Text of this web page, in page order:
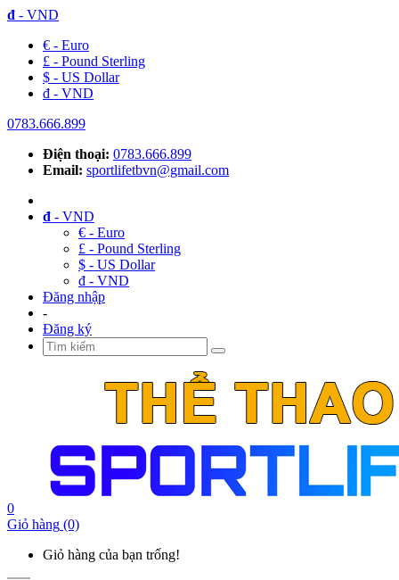
đ - VND
€ - Euro
£ - Pound Sterling
$ - US Dollar
đ - VND
0783.666.899
Điện thoại: 0783.666.899
Email: sportlifetbvn@gmail.com
đ - VND
€ - Euro
£ - Pound Sterling
$ - US Dollar
đ - VND
Đăng nhập
-
Đăng ký
0
Giỏ hàng (0)
Giỏ hàng của bạn trống!